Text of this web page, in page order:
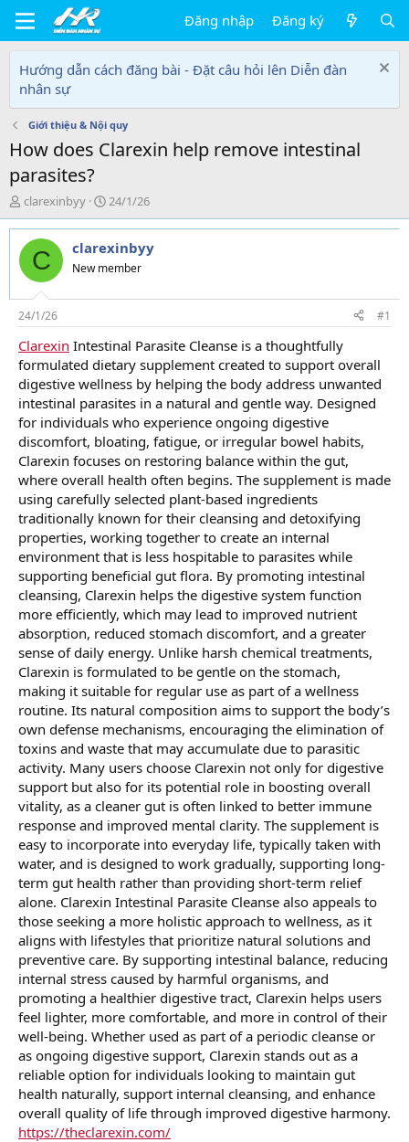
Đăng nhập Đăng ký
Hướng dẫn cách đăng bài - Đặt câu hỏi lên Diễn đàn
nhân sự
Giới thiệu & Nội quy
How does Clarexin help remove intestinal
parasites?
T
h
r
e
d
s
t
a
r
t
e
r
clarexinbyy
N
g
à
y
g
i
24/1/26
C clarexinbyy
New member
24/1/26 #1
Clarexin Intestinal Parasite Cleanse is a thoughtfully
formulated dietary supplement created to support overall
digestive wellness by helping the body address unwanted
intestinal parasites in a natural and gentle way. Designed
for individuals who experience ongoing digestive
discomfort, bloating, fatigue, or irregular bowel habits,
Clarexin focuses on restoring balance within the gut,
where overall health often begins. The supplement is made
using carefully selected plant-based ingredients
traditionally known for their cleansing and detoxifying
properties, working together to create an internal
environment that is less hospitable to parasites while
supporting beneficial gut flora. By promoting intestinal
cleansing, Clarexin helps the digestive system function
more efficiently, which may lead to improved nutrient
absorption, reduced stomach discomfort, and a greater
sense of daily energy. Unlike harsh chemical treatments,
Clarexin is formulated to be gentle on the stomach,
making it suitable for regular use as part of a wellness
routine. Its natural composition aims to support the body’s
own defense mechanisms, encouraging the elimination of
toxins and waste that may accumulate due to parasitic
activity. Many users choose Clarexin not only for digestive
support but also for its potential role in boosting overall
vitality, as a cleaner gut is often linked to better immune
response and improved mental clarity. The supplement is
easy to incorporate into everyday life, typically taken with
water, and is designed to work gradually, supporting long-
term gut health rather than providing short-term relief
alone. Clarexin Intestinal Parasite Cleanse also appeals to
those seeking a more holistic approach to wellness, as it
aligns with lifestyles that prioritize natural solutions and
preventive care. By supporting intestinal balance, reducing
internal stress caused by harmful organisms, and
promoting a healthier digestive tract, Clarexin helps users
feel lighter, more comfortable, and more in control of their
well-being. Whether used as part of a periodic cleanse or
as ongoing digestive support, Clarexin stands out as a
reliable option for individuals looking to maintain gut
health naturally, support internal cleansing, and enhance
overall quality of life through improved digestive harmony.
https://theclarexin.com/